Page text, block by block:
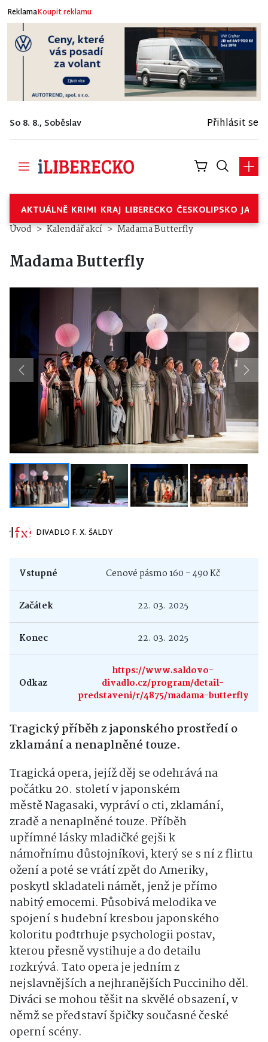
ReklamaKoupit reklamu
So 8. 8., Soběslav Přihlásit se
AKTUÁLNĚ KRIMI KRAJ LIBERECKO ČESKOLIPSKO
Úvod Kalendář akcí Madama Butterfly
Madama Butterfly
Previous Next
DIVADLO F. X. ŠALDY
Vstupné Cenové pásmo 160 - 490 Kč
Začátek 22. 03. 2025
Konec 22. 03. 2025
Odkaz
https://www.saldovo-
divadlo.cz/program/detail-
predstaveni/r/4875/madama-butterfly
Tragický příběh z japonského prostředí o
zklamání a nenaplněné touze.
Tragická opera, jejíž děj se odehrává na
počátku 20. století v japonském
městě Nagasaki, vypráví o cti, zklamání,
zradě a nenaplněné touze. Příběh
upřímné lásky mladičké gejši k
námořnímu důstojníkovi, který se s ní z flirtu
ožení a poté se vrátí zpět do Ameriky,
poskytl skladateli námět, jenž je přímo
nabitý emocemi. Působivá melodika ve
spojení s hudební kresbou japonského
koloritu podtrhuje psychologii postav,
kterou přesně vystihuje a do detailu
rozkrývá. Tato opera je jedním z
nejslavnějších a nejhranějších Pucciniho děl.
Diváci se mohou těšit na skvělé obsazení, v
němž se představí špičky současné české
operní scény.